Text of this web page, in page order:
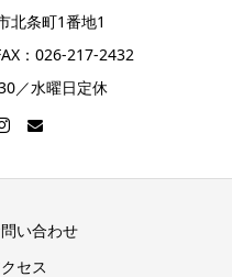
条町1番地1
：026-217-2432
／水曜日定休
い合わせ
セス